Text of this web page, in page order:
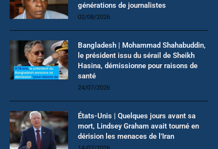
générations de journalistes
02/08/2026
Bangladesh | Mohammad Shahabuddin,
le président issu du sérail de Sheikh
Hasina, démissionne pour raisons de
santé
24/07/2026
États-Unis | Quelques jours avant sa
mort, Lindsey Graham avait tourné en
dérision les menaces de l’Iran